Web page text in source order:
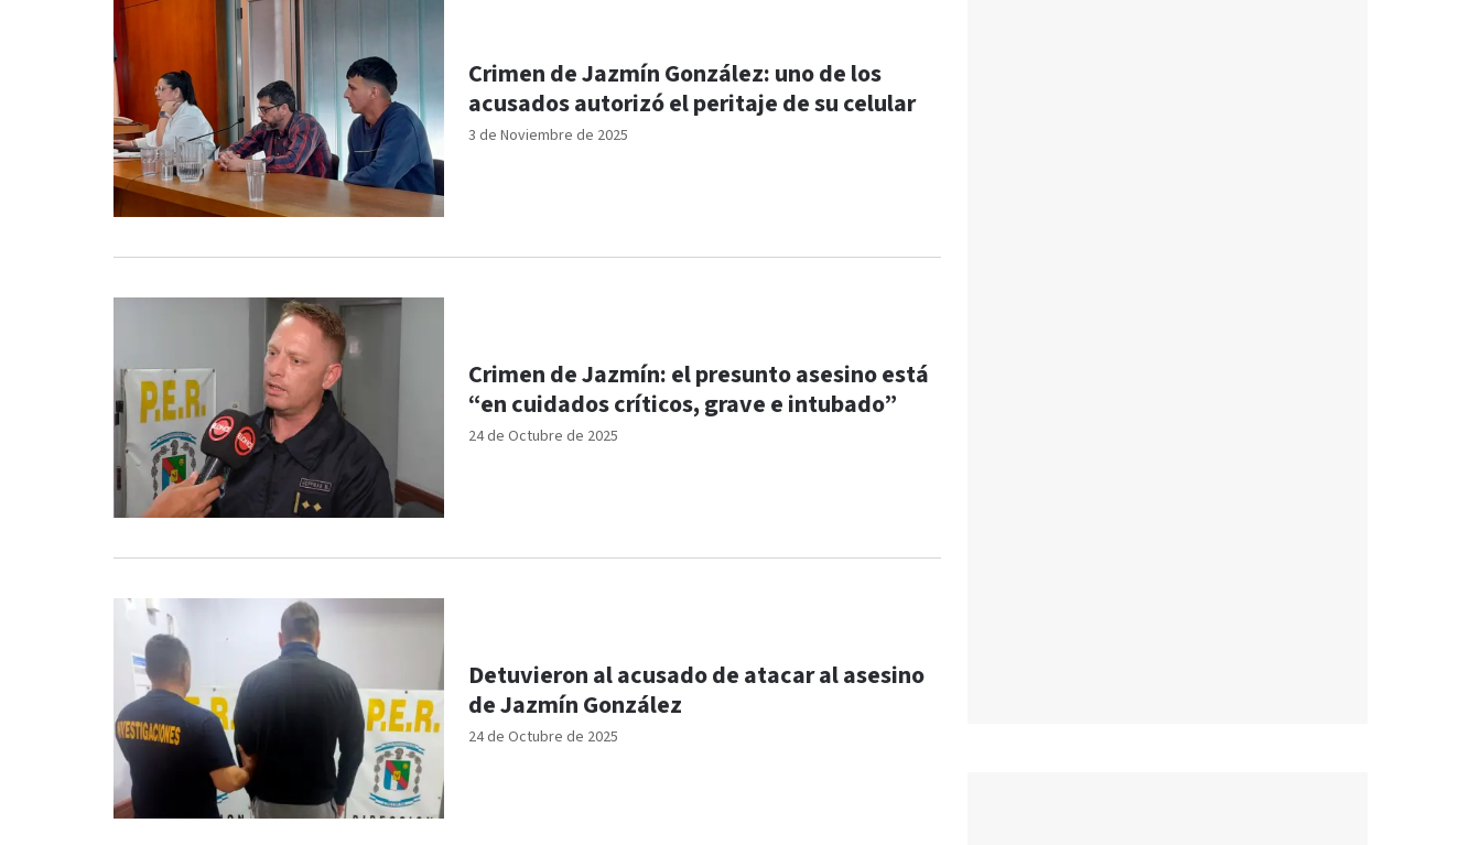
3 de Noviembre de 2025
Crimen de Jazmín González: uno de los
acusados autorizó el peritaje de su celular
24 de Octubre de 2025
Crimen de Jazmín: el presunto asesino está
“en cuidados críticos, grave e intubado”
24 de Octubre de 2025
Detuvieron al acusado de atacar al asesino
de Jazmín González